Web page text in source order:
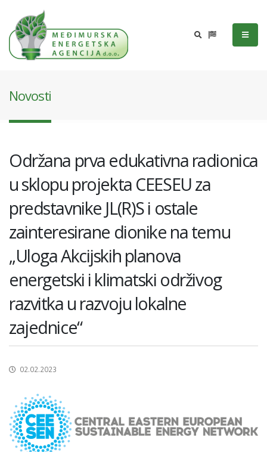
Novosti
Održana prva edukativna radionica
u sklopu projekta CEESEU za
predstavnike JL(R)S i ostale
zainteresirane dionike na temu
„Uloga Akcijskih planova
energetski i klimatski održivog
razvitka u razvoju lokalne
zajednice“
02.02.2023